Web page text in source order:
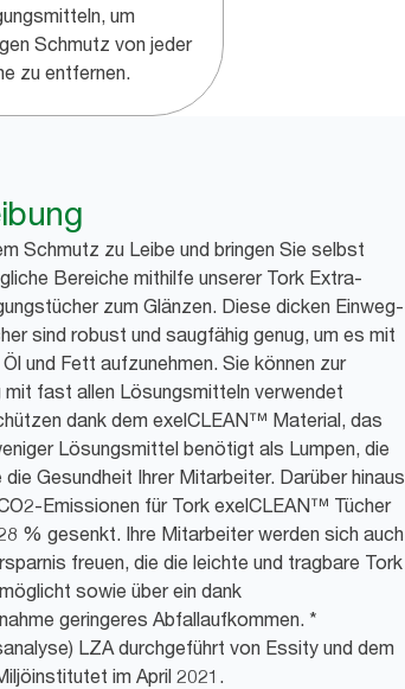
um
Schmutz von jeder
zu entfernen.
Schmutz zu Leibe und bringen Sie selbst
Bereiche mithilfe unserer Tork Extra-
zum Glänzen. Diese dicken Einweg-
sind robust und saugfähig genug, um es mit
und Fett aufzunehmen. Sie können zur
mit fast allen Lösungsmitteln verwendet
dank dem exelCLEAN™ Material, das
Lösungsmittel benötigt als Lumpen, die
Gesundheit Ihrer Mitarbeiter. Darüber hinaus
Emissionen für Tork exelCLEAN™ Tücher
% gesenkt. Ihre Mitarbeiter werden sich auch
freuen, die die leichte und tragbare Tork
sowie über ein dank
geringeres Abfallaufkommen. *
LZA durchgeführt von Essity und dem
im April 2021.